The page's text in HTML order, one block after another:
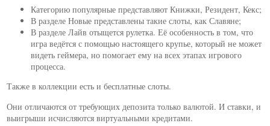
Категорию популярные представляют Книжки, Резидент, Кекс;
В разделе Новые представлены такие слоты, как Славяне;
В разделе Лайв отыщется рулетка. Её особенность в том, что
игра ведётся с помощью настоящего крупье, который не может
видеть геймера, но помогает ему на всех этапах игрового
процесса.
Также в коллекции есть и бесплатные слоты.
Они отличаются от требующих депозита только валютой. И ставки, и
выигрыши исчисляются виртуальными кредитами.